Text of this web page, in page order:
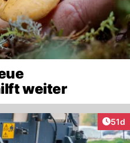
weiter
51d